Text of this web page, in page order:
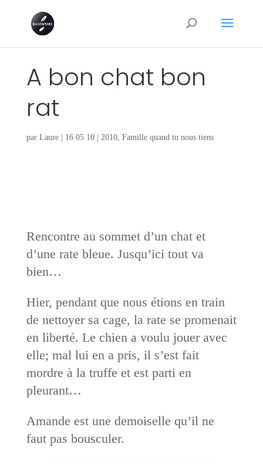
A bon chat bon
rat
par Laure| 16 05 10| 2010, Famille quand tu nous tiens
Rencontre au sommet d’un chat et
d’une rate bleue. Jusqu’ici tout va
bien…
Hier, pendant que nous étions en train
de nettoyer sa cage, la rate se promenait
en liberté. Le chien a voulu jouer avec
elle; mal lui en a pris, il s’est fait
mordre à la truffe et est parti en
pleurant…
Amande est une demoiselle qu’il ne
faut pas bousculer.